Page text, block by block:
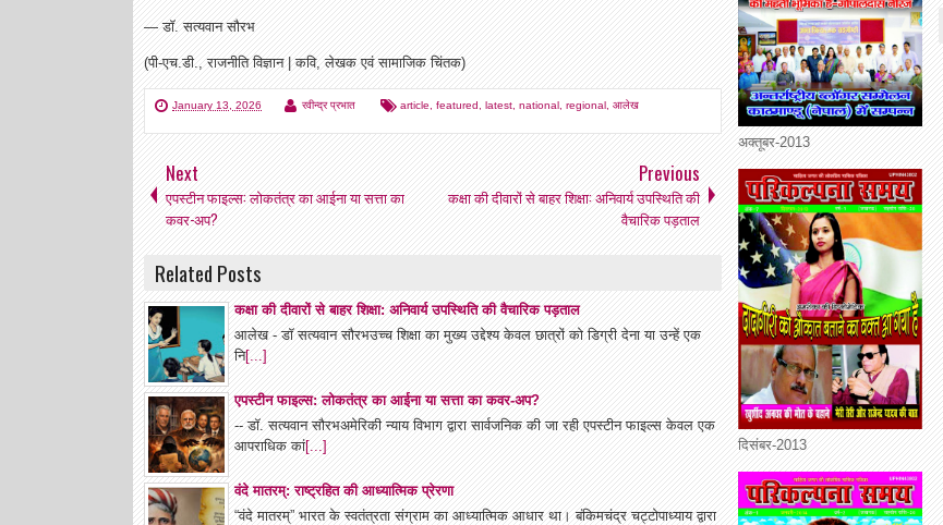
— डॉ. सत्यवान सौरभ
(पी-एच.डी., राजनीति विज्ञान | कवि, लेखक एवं सामाजिक चिंतक)
January 13, 2026 रवीन्द्र प्रभात article featured latest national regional आलेख
Next
एपस्टीन फाइल्स: लोकतंत्र का आईना या सत्ता का
कवर-अप?
Previous
कक्षा की दीवारों से बाहर शिक्षा: अनिवार्य उपस्थिति की
वैचारिक पड़ताल
Related Posts
कक्षा की दीवारों से बाहर शिक्षा: अनिवार्य उपस्थिति की वैचारिक पड़ताल
आलेख - डॉ सत्यवान सौरभउच्च शिक्षा का मुख्य उद्देश्य केवल छात्रों को डिग्री देना या उन्हें एक
नि[...]
एपस्टीन फाइल्स: लोकतंत्र का आईना या सत्ता का कवर-अप?
-- डॉ. सत्यवान सौरभअमेरिकी न्याय विभाग द्वारा सार्वजनिक की जा रही एपस्टीन फाइल्स केवल एक
आपराधिक कां[...]
वंदे मातरम्: राष्ट्रहित की आध्यात्मिक प्रेरणा
“वंदे मातरम्” भारत के स्वतंत्रता संग्राम का आध्यात्मिक आधार था। बंकिमचंद्र चट्टोपाध्याय द्वारा
अक्तूबर-2013
दिसंबर-2013